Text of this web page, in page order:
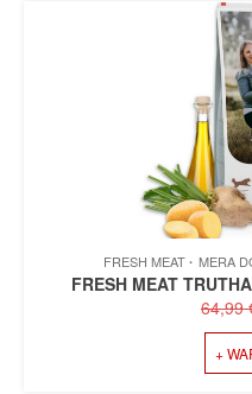
FRESH MEAT MERA
FRESH MEAT
64,99
+